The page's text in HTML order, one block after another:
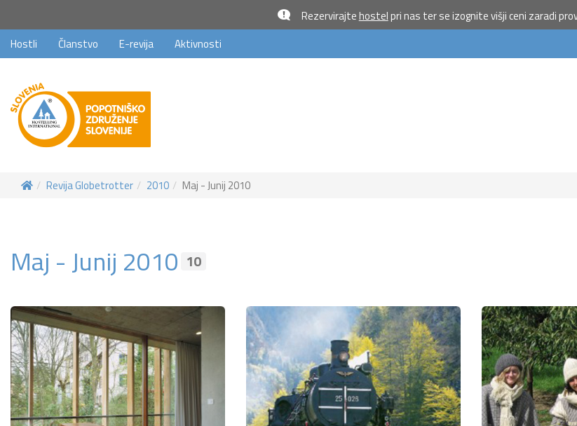
Rezervirajtehostelpri nas ter se izognite višji ceni zaradi
Hostli Članstvo E-revija Aktivnosti
Revija Globetrotter 2010 Maj - Junij 2010
Maj - Junij 2010 10